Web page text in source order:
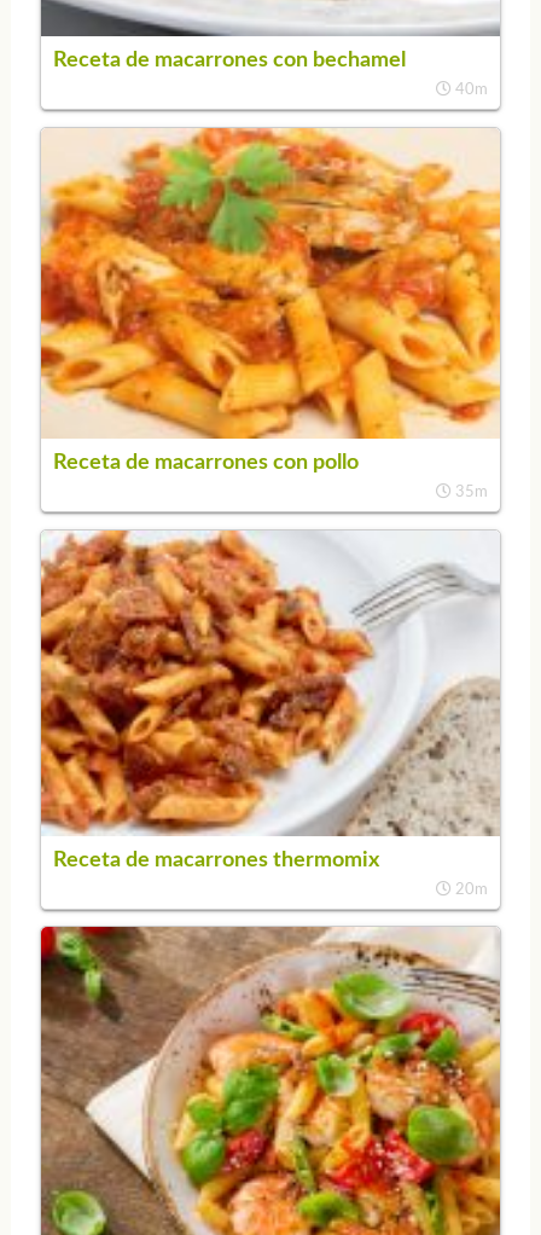
Receta de macarrones con bechamel
40m
Receta de macarrones con pollo
35m
Receta de macarrones thermomix
20m